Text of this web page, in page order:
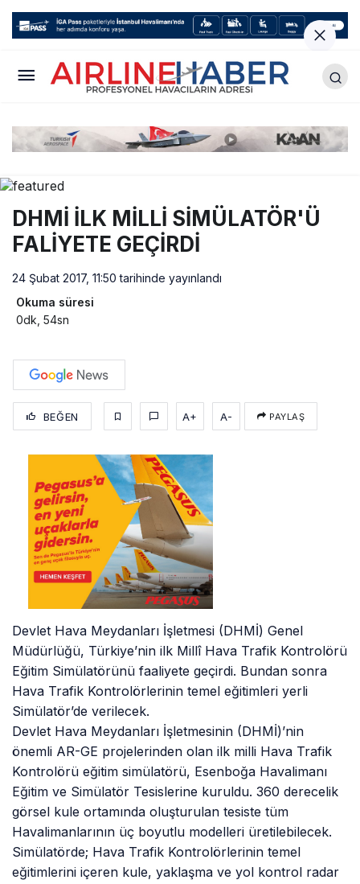
DHMİ İLK MİLLİ SİMÜLATÖR'Ü
FALİYETE GEÇİRDİ
24 Şubat 2017, 11:50 tarihinde yayınlandı
Okuma süresi
0dk, 54sn
BEĞEN A+ A- PAYLAŞ
Devlet Hava Meydanları İşletmesi (DHMİ) Genel
Müdürlüğü, Türkiye’nin ilk Millî Hava Trafik Kontrolörü
Eğitim Simülatörünü faaliyete geçirdi. Bundan sonra
Hava Trafik Kontrolörlerinin temel eğitimleri yerli
Simülatör’de verilecek.
Devlet Hava Meydanları İşletmesinin (DHMİ)’nin
önemli AR-GE projelerinden olan ilk milli Hava Trafik
Kontrolörü eğitim simülatörü, Esenboğa Havalimanı
Eğitim ve Simülatör Tesislerine kuruldu. 360 derecelik
görsel kule ortamında oluşturulan tesiste tüm
Havalimanlarının üç boyutlu modelleri üretilebilecek.
Simülatörde; Hava Trafik Kontrolörlerinin temel
eğitimlerini içeren kule, yaklaşma ve yol kontrol radar